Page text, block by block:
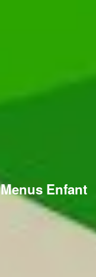
Menus Enfant